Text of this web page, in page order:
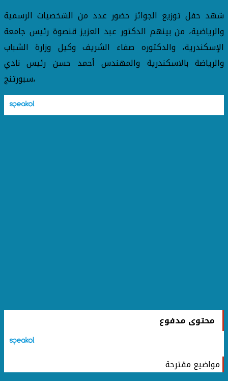
شهد حفل توزيع الجوائز حضور عدد من الشخصيات الرسمية
والرياضية، من بينهم الدكتور عبد العزيز قنصوة رئيس جامعة
الإسكندرية، والدكتوره صفاء الشريف وكيل وزارة الشباب
والرياضة بالاسكندرية والمهندس أحمد حسن رئيس نادي
سبورتنج،
محتوى مدفوع
مواضيع مقترحة